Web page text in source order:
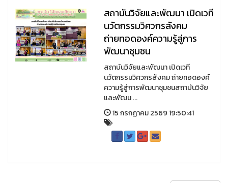
สถาบันวิจัยและพัฒนา เปิดเวที
นวัตกรรมวิศวกรสังคม
ถ่ายทอดองค์ความรู้สู่การ
พัฒนาชุมชน
สถาบันวิจัยและพัฒนา เปิดเวที
นวัตกรรมวิศวกรสังคม ถ่ายทอดองค์
ความรู้สู่การพัฒนาชุมชนสถาบันวิจัย
และพัฒน ...
15 กรกฏาคม 2569 19:50:41